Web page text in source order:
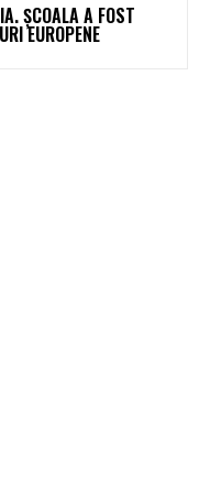
ȘCOALA A FOST
EUROPENE